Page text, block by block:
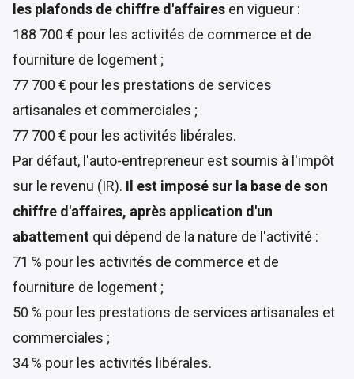
les plafonds de chiffre d'affaires en vigueur :
188 700 € pour les activités de commerce et de
fourniture de logement ;
77 700 € pour les prestations de services
artisanales et commerciales ;
77 700 € pour les activités libérales.
Par défaut, l'auto-entrepreneur est soumis à l'impôt
sur le revenu (IR). Il est imposé sur la base de son
chiffre d'affaires, après application d'un
abattement qui dépend de la nature de l'activité :
71 % pour les activités de commerce et de
fourniture de logement ;
50 % pour les prestations de services artisanales et
commerciales ;
34 % pour les activités libérales.